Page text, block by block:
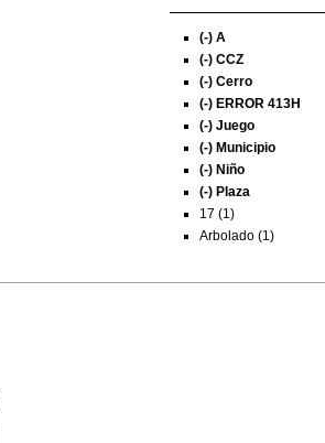
(-) A
(-) CCZ
(-) Cerro
(-) ERROR 413H
(-) Juego
(-) Municipio
(-) Niño
(-) Plaza
17 (1)
Arbolado (1)